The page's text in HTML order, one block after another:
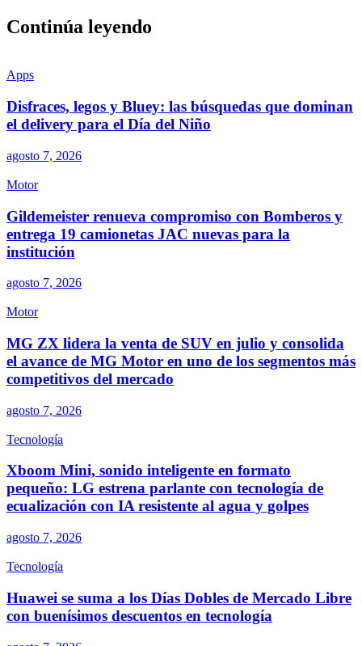
Continúa leyendo
Apps
Disfraces, legos y Bluey: las búsquedas que dominan
el delivery para el Día del Niño
agosto 7, 2026
Motor
Gildemeister renueva compromiso con Bomberos y
entrega 19 camionetas JAC nuevas para la
institución
agosto 7, 2026
Motor
MG ZX lidera la venta de SUV en julio y consolida
el avance de MG Motor en uno de los segmentos más
competitivos del mercado
agosto 7, 2026
Tecnología
Xboom Mini, sonido inteligente en formato
pequeño: LG estrena parlante con tecnología de
ecualización con IA resistente al agua y golpes
agosto 7, 2026
Tecnología
Huawei se suma a los Días Dobles de Mercado Libre
con buenísimos descuentos en tecnología